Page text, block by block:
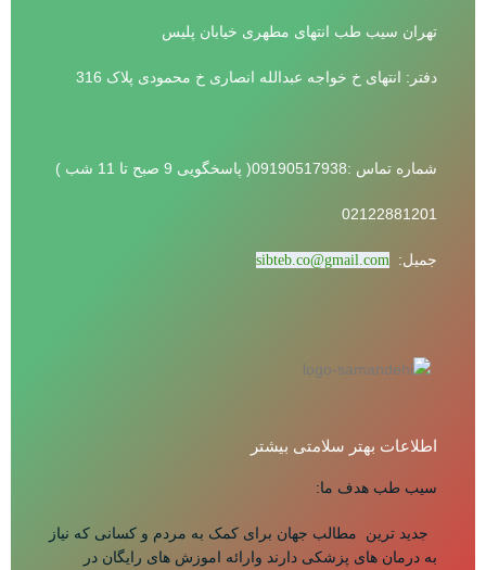
تهران سیب طب انتهای مطهری خیابان پلیس
دفتر: انتهای خ خواجه عبدالله انصاری خ محمودی پلاک 316
شماره تماس :09190517938( پاسخگویی 9 صبح تا 11 شب )
02122881201
جمیل: sibteb.co@gmail.com
اطلاعات بهتر سلامتی بیشتر
سیب طب هدف ما:
جدید ترین مطالب جهان برای کمک به مردم و کسانی که نیاز
به درمان های پزشکی دارند وارائه اموزش های رایگان در